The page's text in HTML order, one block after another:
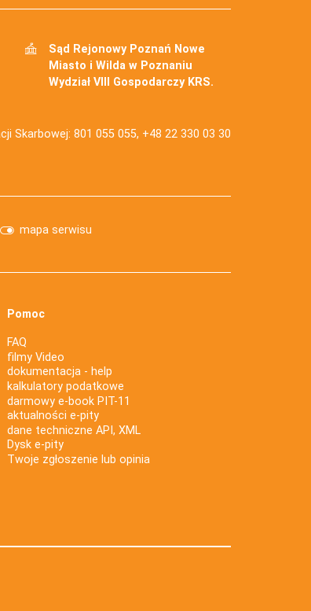
Sąd Rejonowy Poznań Nowe
Miasto i Wilda w Poznaniu
Wydział VIII Gospodarczy KRS.
Skarbowej: 801 055 055, +48 22 330 03 30
mapa serwisu
Pomoc
FAQ
filmy Video
dokumentacja - help
kalkulatory podatkowe
darmowy e-book PIT-11
aktualności e-pity
dane techniczne API, XML
Dysk e-pity
Twoje zgłoszenie lub opinia